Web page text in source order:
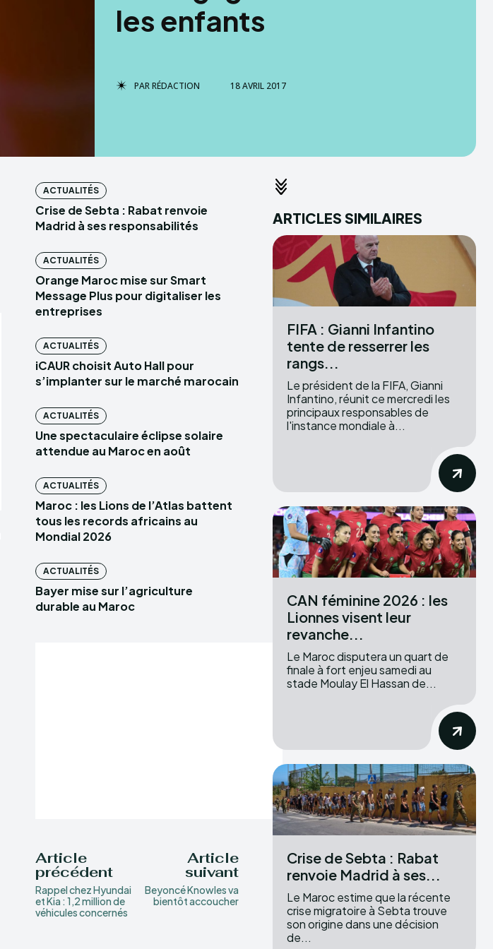
les enfants
PARRÉDACTION 18 AVRIL 2017
ACTUALITÉS
Crise de Sebta : Rabat renvoie
Madrid à ses responsabilités
ACTUALITÉS
Orange Maroc mise sur Smart
Message Plus pour digitaliser les
entreprises
ACTUALITÉS
iCAUR choisit Auto Hall pour
s’implanter sur le marché marocain
ACTUALITÉS
Une spectaculaire éclipse solaire
attendue au Maroc en août
ACTUALITÉS
Maroc : les Lions de l’Atlas battent
tous les records africains au
Mondial 2026
ACTUALITÉS
Bayer mise sur l’agriculture
durable au Maroc
Article
précédent
Rappel chez Hyundai
et Kia : 1,2 million de
véhicules concernés
Article
suivant
Beyoncé Knowles va
bientôt accoucher
ARTICLES SIMILAIRES
FIFA : Gianni Infantino
tente de resserrer les
rangs...
Le président de la FIFA, Gianni
Infantino, réunit ce mercredi les
principaux responsables de
l'instance mondiale à...
CAN féminine 2026 : les
Lionnes visent leur
revanche...
Le Maroc disputera un quart de
finale à fort enjeu samedi au
stade Moulay El Hassan de...
Crise de Sebta : Rabat
renvoie Madrid à ses...
Le Maroc estime que la récente
crise migratoire à Sebta trouve
son origine dans une décision
de...